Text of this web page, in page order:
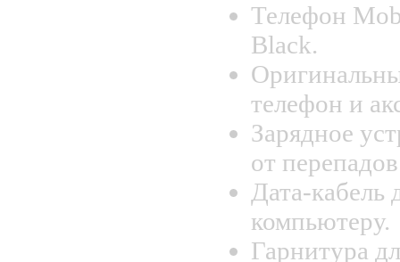
Телефон
Black.
телефон и
Зарядное
от
Дата-кабель
компьютеру.
Гарнитура